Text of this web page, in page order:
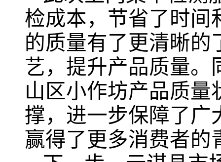
检成本，节省了时间
的质量有了更清晰的
艺，提升产品质量。
山区小作坊产品质
撑，进一步保障了广
赢得了更多消费者的